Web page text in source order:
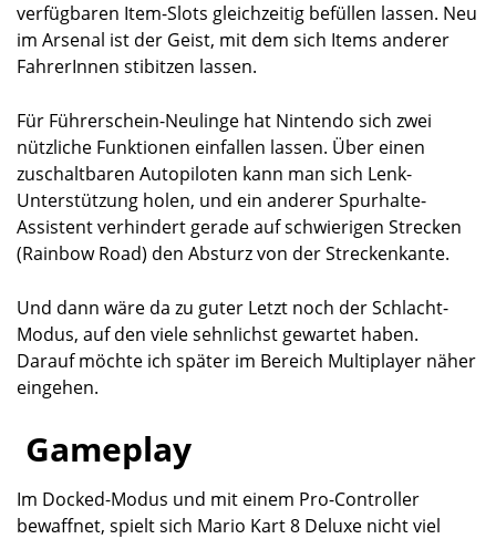
verfügbaren Item-Slots gleichzeitig befüllen lassen. Neu
im Arsenal ist der Geist, mit dem sich Items anderer
FahrerInnen stibitzen lassen.
Für Führerschein-Neulinge hat Nintendo sich zwei
nützliche Funktionen einfallen lassen. Über einen
zuschaltbaren Autopiloten kann man sich Lenk-
Unterstützung holen, und ein anderer Spurhalte-
Assistent verhindert gerade auf schwierigen Strecken
(Rainbow Road) den Absturz von der Streckenkante.
Und dann wäre da zu guter Letzt noch der Schlacht-
Modus, auf den viele sehnlichst gewartet haben.
Darauf möchte ich später im Bereich Multiplayer näher
eingehen.
Gameplay
Im Docked-Modus und mit einem Pro-Controller
bewaffnet, spielt sich Mario Kart 8 Deluxe nicht viel